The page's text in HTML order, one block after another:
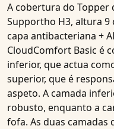
A cobertura do Topper
Supportho H3, altura 9
capa antibacteriana +
CloudComfort Basic é
inferior, que actua
superior, que é
aspeto. A camada
robusto, enquanto a
fofa. As duas